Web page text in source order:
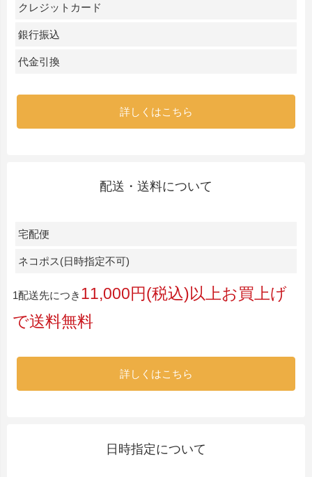
クレジットカード
銀行振込
代金引換
詳しくはこちら
配送・送料について
宅配便
ネコポス(日時指定不可)
1配送先につき 11,000円(税込)以上お買上げ
で送料無料
詳しくはこちら
日時指定について